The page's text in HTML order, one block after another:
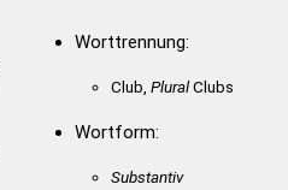
Worttrennung:
Club, PluralClubs
Wortform:
Substantiv